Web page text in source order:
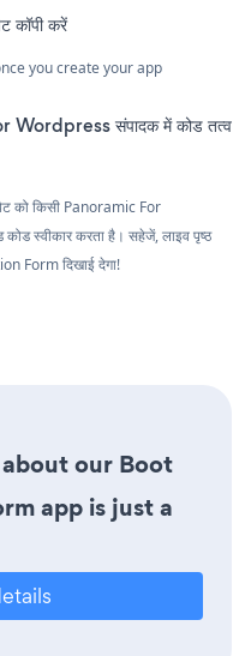
कॉपी करें
you create your app
Wordpress संपादक में कोड तत्व
को किसी Panoramic For
स्वीकार करता है। सहेजें, लाइव पृष्ठ
Form दिखाई देगा!
our Boot
app is just a